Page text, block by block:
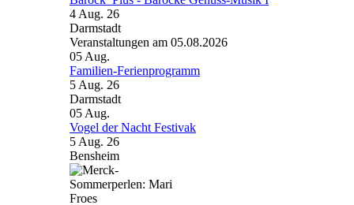
4 Aug. 26
Darmstadt
Veranstaltungen am 05.08.2026
05 Aug.
Familien-Ferienprogramm
5 Aug. 26
Darmstadt
05 Aug.
Vogel der Nacht Festivak
5 Aug. 26
Bensheim